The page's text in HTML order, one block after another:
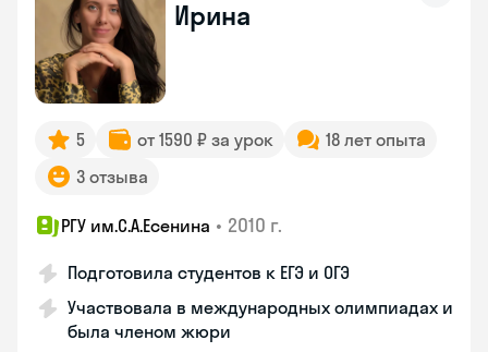
Ирина
5 от 1590 ₽ за урок
18 лет опыта
3 отзыва
РГУ им.С.А.Есенина • 2010 г.
Подготовила студентов к ЕГЭ и ОГЭ
Участвовала в международных олимпиадах и
была членом жюри